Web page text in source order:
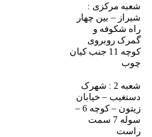
شعبه مرکزی :
شیراز – بین چهار
راه شکوفه و
گمرک روبروی
کوچه 11 جنب کیان
چوب
شعبه 2 : شهرک
دستغیب – خیابان
زیتون – کوچه 6 –
سوله 7 سمت
راست